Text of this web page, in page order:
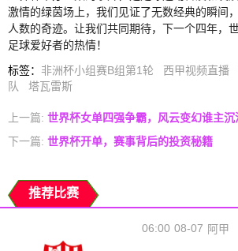
激情的绿茵场上，我们见证了无数经典的瞬间
人数的奇迹。让我们共同期待，下一个四年，
足球爱好者的热情！
标签： 非洲杯小组赛B组第1轮 西甲视频直播
队
塔瓦雷斯
上一篇: 世界杯女单四强争霸，风云变幻谁主沉
下一篇: 世界杯开单，赛事背后的投资秘籍
推荐比赛
08-07
06:00 阿甲